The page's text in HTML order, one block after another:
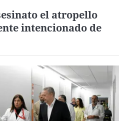
el atropello
intencionado de